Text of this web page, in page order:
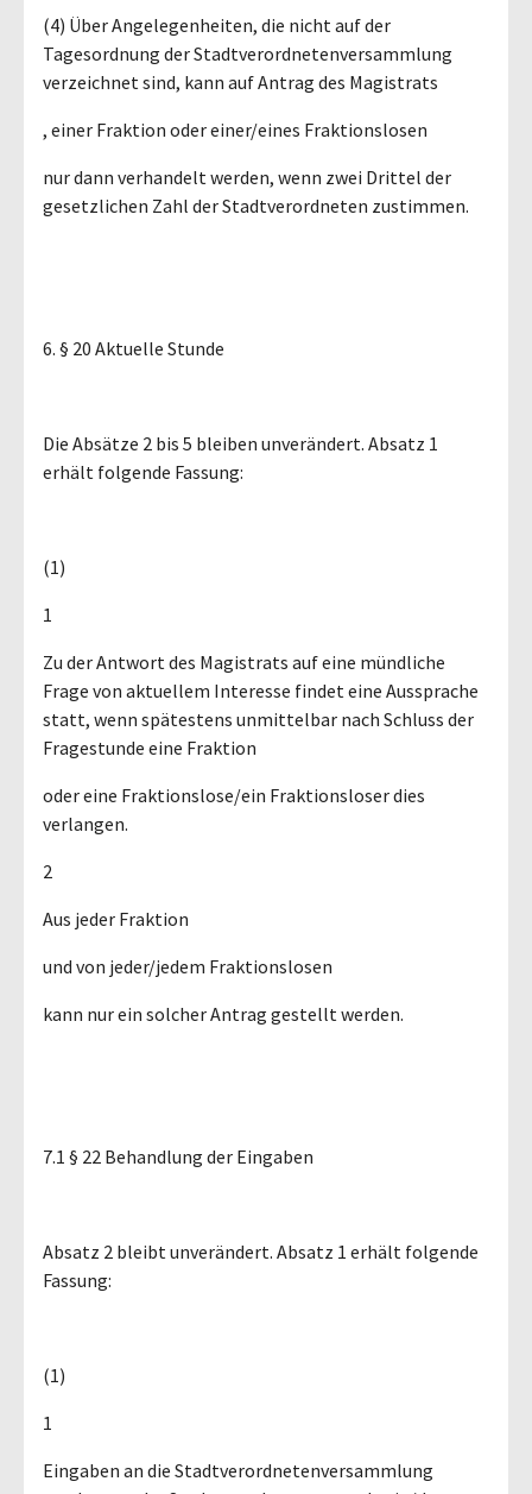
(4) Über Angelegenheiten, die nicht auf der
Tagesordnung der Stadtverordnetenversammlung
verzeichnet sind, kann auf Antrag des Magistrats
, einer Fraktion oder einer/eines Fraktionslosen
nur dann verhandelt werden, wenn zwei Drittel der
gesetzlichen Zahl der Stadtverordneten zustimmen.
6. § 20 Aktuelle Stunde
Die Absätze 2 bis 5 bleiben unverändert. Absatz 1
erhält folgende Fassung:
(1)
1
Zu der Antwort des Magistrats auf eine mündliche
Frage von aktuellem Interesse findet eine Aussprache
statt, wenn spätestens unmittelbar nach Schluss der
Fragestunde eine Fraktion
oder eine Fraktionslose/ein Fraktionsloser dies
verlangen.
2
Aus jeder Fraktion
und von jeder/jedem Fraktionslosen
kann nur ein solcher Antrag gestellt werden.
7.1 § 22 Behandlung der Eingaben
Absatz 2 bleibt unverändert. Absatz 1 erhält folgende
Fassung:
(1)
1
Eingaben an die Stadtverordnetenversammlung